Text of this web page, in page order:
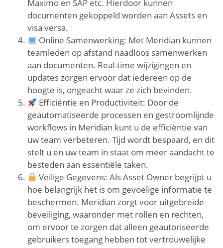
Maximo en SAP etc. Hierdoor kunnen
documenten gekoppeld worden aan Assets en
visa versa.
Online Samenwerking: Met Meridian kunnen
teamleden op afstand naadloos samenwerken
aan documenten. Real-time wijzigingen en
updates zorgen ervoor dat iedereen op de
hoogte is, ongeacht waar ze zich bevinden.
Efficiëntie en Productiviteit: Door de
geautomatiseerde processen en gestroomlijnde
workflows in Meridian kunt u de efficiëntie van
uw team verbeteren. Tijd wordt bespaard, en dit
stelt u en uw team in staat om meer aandacht te
besteden aan essentiële taken.
Veilige Gegevens: Als Asset Owner begrijpt u
hoe belangrijk het is om gevoelige informatie te
beschermen. Meridian zorgt voor uitgebreide
beveiliging, waaronder met rollen en rechten,
om ervoor te zorgen dat alleen geautoriseerde
gebruikers toegang hebben tot vertrouwelijke